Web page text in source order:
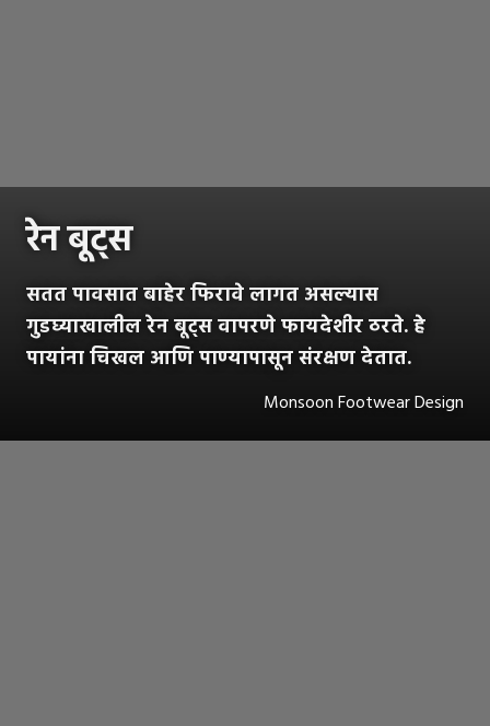
रेन बूट्स
सतत पावसात बाहेर फिरावे लागत असल्यास
गुडघ्याखालील रेन बूट्स वापरणे फायदेशीर ठरते. हे
पायांना चिखल आणि पाण्यापासून संरक्षण देतात.
Monsoon Footwear Design